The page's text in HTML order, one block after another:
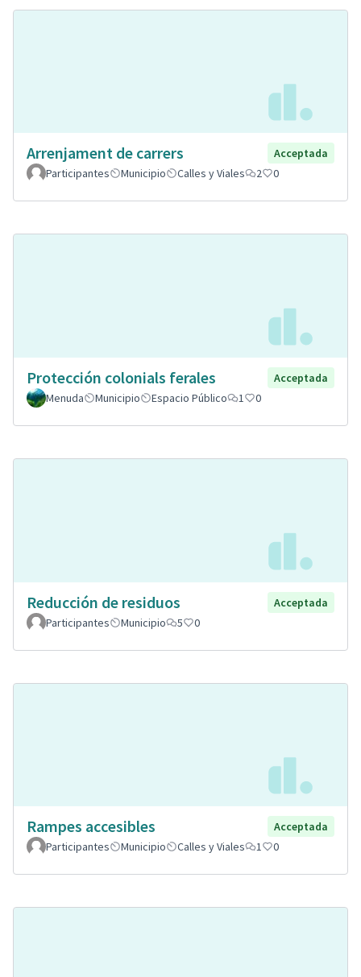
Arrenjament de carrers
Acceptada
Participantes
Municipio Calles y Viales 2 0
Protección colonials ferales
Acceptada
Menuda
Municipio Espacio Público 1 0
Reducción de residuos
Acceptada
Participantes
Municipio 5 0
Rampes accesibles
Acceptada
Participantes
Municipio Calles y Viales 1 0